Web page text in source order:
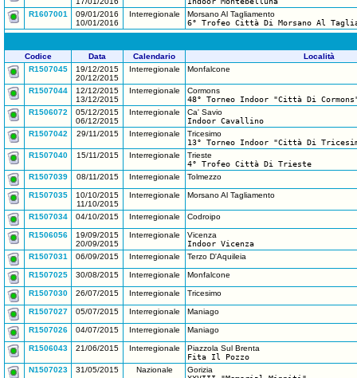
R1607001
09/01/2016
10/01/2016
Interregionale
Morsano Al Tagliamento
6° Trofeo Città Di Morsano Al
Codice Data Calendario
Località
R1507045
19/12/2015
20/12/2015
Interregionale Monfalcone
R1507044
12/12/2015
13/12/2015
Interregionale
Cormons
48° Torneo Indoor "Città Di
R1506072
05/12/2015
06/12/2015
Interregionale
Ca' Savio
Indoor Cavallino
R1507042
29/11/2015 Interregionale
Tricesimo
13° Torneo Indoor "Città Di
R1507040
15/11/2015 Interregionale
Trieste
4° Trofeo Città Di Trieste
R1507039
08/11/2015 Interregionale Tolmezzo
R1507035
10/10/2015
11/10/2015
Interregionale Morsano Al Tagliamento
R1507034 04/10/2015 Interregionale Codroipo
R1506056
19/09/2015
20/09/2015
Interregionale
Vicenza
Indoor Vicenza
R1507031
06/09/2015 Interregionale Terzo D'Aquileia
R1507025 30/08/2015 Interregionale Monfalcone
R1507030 26/07/2015 Interregionale Tricesimo
R1507027 05/07/2015 Interregionale Maniago
R1507026 04/07/2015 Interregionale Maniago
R1506043 21/06/2015 Interregionale
Piazzola Sul Brenta
Fita Il Pozzo
N1507023
31/05/2015 Nazionale
Gorizia